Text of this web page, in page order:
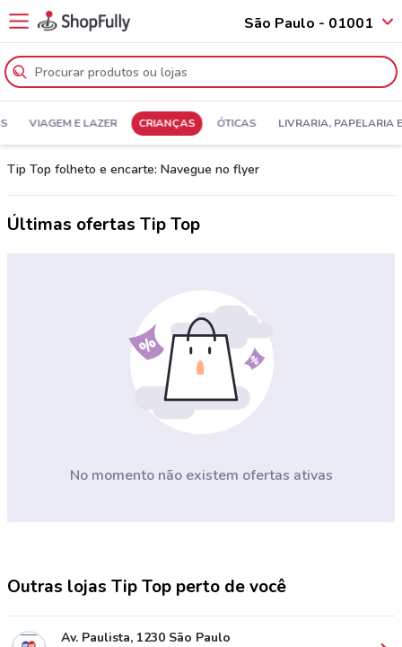
São Paulo - 01001
VIAGEM E LAZER CRIANÇAS ÓTICAS LIVRARIA, PAPELARIA
Tip Top folheto e encarte: Navegue no flyer
Últimas ofertas Tip Top
No momento não existem ofertas ativas
Outras lojas Tip Top perto de você
Av. Paulista, 1230 São Paulo